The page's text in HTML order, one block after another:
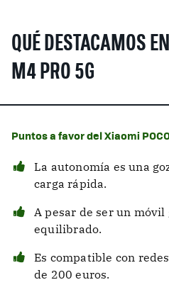
QUÉ DESTACAMOS
M4 PRO 5G
Puntos a favor del Xiaomi
La autonomía es una
carga rápida.
A pesar de ser un
equilibrado.
Es compatible con
de 200 euros.